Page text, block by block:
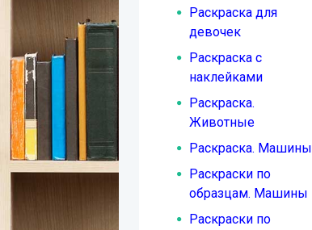
Раскраска для
девочек
Раскраска с
наклейками
Раскраска.
Животные
Раскраска. Машины
Раскраски по
образцам. Машины
Раскраски по